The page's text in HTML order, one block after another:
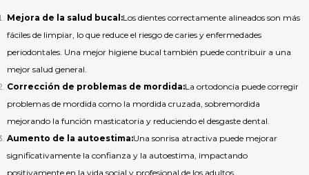
Mejora de la salud bucal:Los dientes correctamente alineados son más
fáciles de limpiar, lo que reduce el riesgo de caries y enfermedades
periodontales. Una mejor higiene bucal también puede contribuir a una
mejor salud general.
Corrección de problemas de mordida:La ortodoncia puede corregir
problemas de mordida como la mordida cruzada, sobremordida
mejorando la función masticatoria y reduciendo el desgaste dental.
Aumento de la autoestima:Una sonrisa atractiva puede mejorar
significativamente la confianza y la autoestima, impactando
positivamente en la vida social y profesional de los adultos.